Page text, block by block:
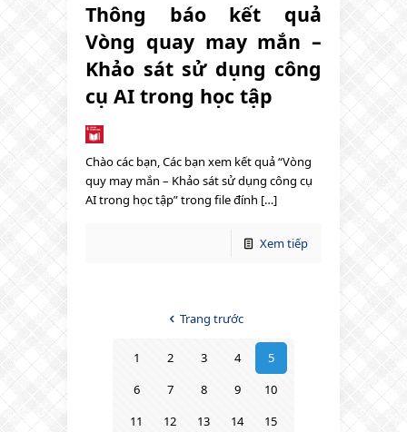
Thông báo kết quả
Vòng quay may mắn –
Khảo sát sử dụng công
cụ AI trong học tập
Chào các bạn, Các bạn xem kết quả “Vòng
quy may mắn – Khảo sát sử dụng công cụ
AI trong học tập” trong file đính […]
Xem tiếp
Trang trước
1 2 3 4
5
6
7 8 9
10
11
12 13 14
15